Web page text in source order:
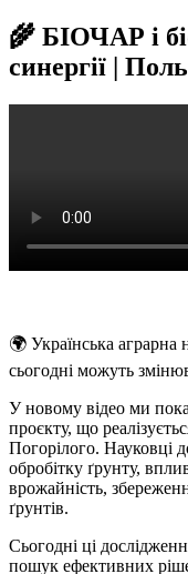
🌾 БІОЧАР і
синергії |
🌍 Українська
сьогодні можуть
У новому відео ми
проєкту, що
Погорілого. Науковці
обробітку ґрунту,
врожайність,
ґрунтів.
Сьогодні ці
пошук ефективних